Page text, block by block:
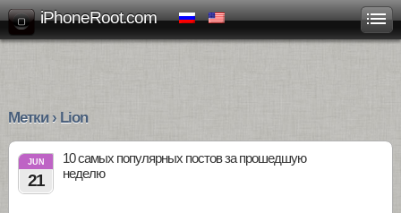
iPhoneRoot.com
Метки › Lion
JUN
21
10 самых популярных постов за прошедшую
неделю